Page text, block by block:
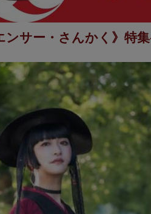
サー・さんかく》特